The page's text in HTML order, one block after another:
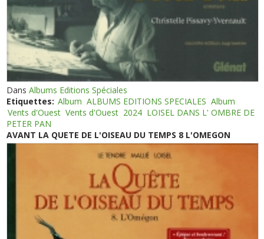
DansAlbums Editions Spéciales
Etiquettes: Album ALBUMS EDITIONS SPECIALES Album
Vents d'Ouest Vents d'Ouest 2024 LOISEL DANS L' OMBRE DE
PETER PAN
AVANT LA QUETE DE L'OISEAU DU TEMPS 8 L'OMEGON